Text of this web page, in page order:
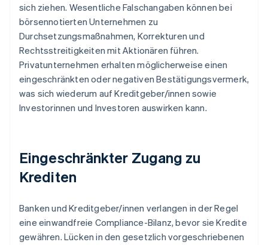
sich ziehen. Wesentliche Falschangaben können bei
börsennotierten Unternehmen zu
Durchsetzungsmaßnahmen, Korrekturen und
Rechtsstreitigkeiten mit Aktionären führen.
Privatunternehmen erhalten möglicherweise einen
eingeschränkten oder negativen Bestätigungsvermerk,
was sich wiederum auf Kreditgeber/innen sowie
Investorinnen und Investoren auswirken kann.
Eingeschränkter Zugang zu
Krediten
Banken und Kreditgeber/innen verlangen in der Regel
eine einwandfreie Compliance-Bilanz, bevor sie Kredite
gewähren. Lücken in den gesetzlich vorgeschriebenen